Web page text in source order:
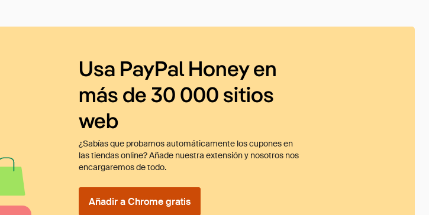
Usa PayPal Honey en
más de 30 000 sitios
web
¿Sabías que probamos automáticamente los cupones en
las tiendas online? Añade nuestra extensión y nosotros nos
encargaremos de todo.
Añadir a Chrome gratis